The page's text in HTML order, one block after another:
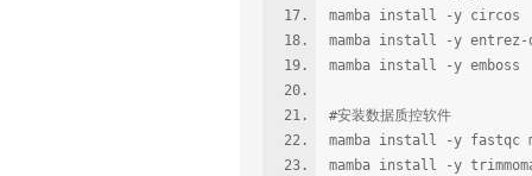
mamba install -y circos
mamba install -y
mamba install -y emboss
#安装数据质控软件
mamba install -y fastqc
mamba install -y